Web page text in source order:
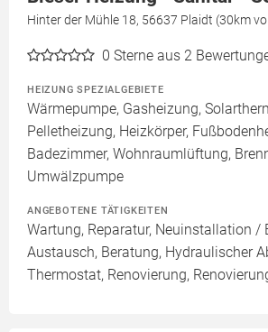
Hinter der Mühle 18, 56637 Plaidt (30km
0 Sterne aus 2
HEIZUNG SPEZIALGEBIETE
Wärmepumpe, Gasheizung,
Pelletheizung, Heizkörper,
Badezimmer, Wohnraumlüftung,
Umwälzpumpe
ANGEBOTENE TÄTIGKEITEN
Wartung, Reparatur, Neuinstallation /
Austausch, Beratung, Hydraulischer
Thermostat, Renovierung,